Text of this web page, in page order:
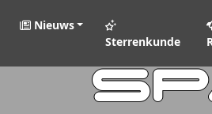
Nieuws
Sterrenkunde